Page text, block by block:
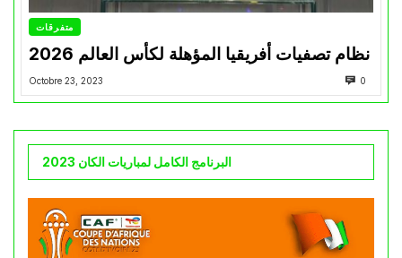
متفرقات
نظام تصفيات أفريقيا المؤهلة لكأس العالم 2026
Octobre 23, 2023 0
البرنامج الكامل لمباريات الكان 2023